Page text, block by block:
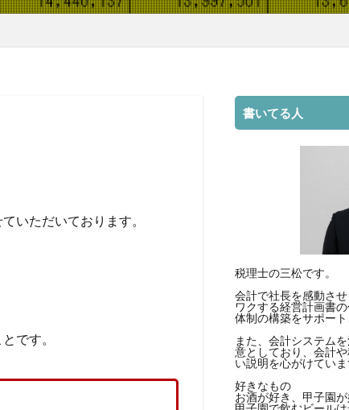
いただいております。
です。
書いてる人
税理士の三松です。
会計で社長を感動さ
ワクする経営計画書
体制の構築をサポート
また、会計システム
意としており、会計
い説明を心がけていま
好きなもの
お酒が好き、甲子園
、連覇 飲食店経営 利益
飲食店経営
部門別業績管理
利益率、限界利益率、改善
不動産、賃貸経営、節税
分析、会計、経営
変動損益計算書、分析、会計
相続税、登記